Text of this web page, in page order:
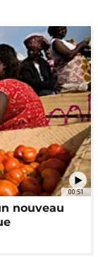
00:51
nouveau